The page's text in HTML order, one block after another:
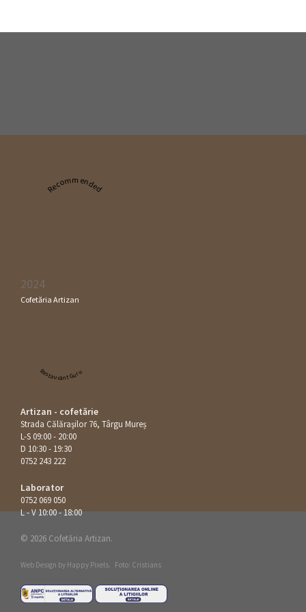
Recommended
2024
Cofetăria Artizan
Restaurant Guru
Artizan - cofetărie
Strada Călăraşilor 76, Târgu Mureș
L-S 09:00 - 20:00
D 10:30 - 19:30
0752 243 222
Laborator
0752 069 050
L - V 10:00 - 18:00
© 2026 Cofetăria Artizan.
Web Design by Happy Pixels. Foto: Cristians